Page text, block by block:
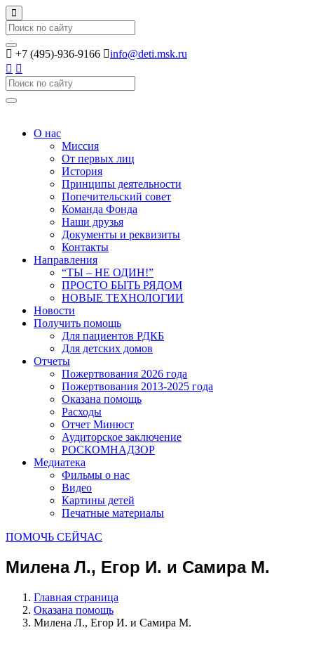
Search
+7 (495)-936-9166 info@deti.msk.ru
Search
О нас
Миссия
От первых лиц
История
Принципы деятельности
Попечительский совет
Команда Фонда
Наши друзья
Документы и реквизиты
Контакты
Направления
“ТЫ – НЕ ОДИН!”
ПРОСТО БЫТЬ РЯДОМ
НОВЫЕ ТЕХНОЛОГИИ
Новости
Получить помощь
Для пациентов РДКБ
Для детских домов
Отчеты
Пожертвования 2026 года
Пожертвования 2013-2025 года
Оказана помощь
Расходы
Отчет Минюст
Аудиторское заключение
РОСКОМНАДЗОР
Медиатека
Фильмы о нас
Видео
Картины детей
Печатные материалы
ПОМОЧЬ СЕЙЧАС
Милена Л., Егор И. и Самира М.
Главная страница
Оказана помощь
Милена Л., Егор И. и Самира М.